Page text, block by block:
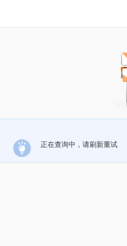
正在查询中，请刷新重试